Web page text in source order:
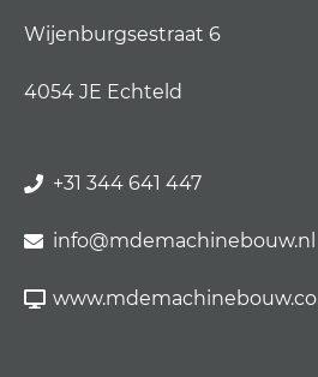
Wijenburgsestraat 6
4054 JE Echteld
+31 344 641 447
info@mdemachinebouw.nl